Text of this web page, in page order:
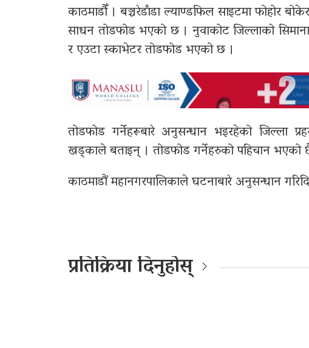
काठमाडौँ । बञ्चरेडाँडा ल्याण्डफिल साइटमा फोहोर
साधन तोडफोड भएको छ । नुवाकोट जिल्लाको
र एउटा स्काभेटर तोडफोड भएको छ ।
तोडफोड गर्नेहरूबारे अनुसन्धान भइरहेको जिल्ला
खड्काले बताइन् । तोडफोड गर्नेहरुको पहिचान भएको
काठमाडौं महानगरपालिकाले घटनाबारे अनुसन्धान
प्रतिक्रिया दिनुहोस्